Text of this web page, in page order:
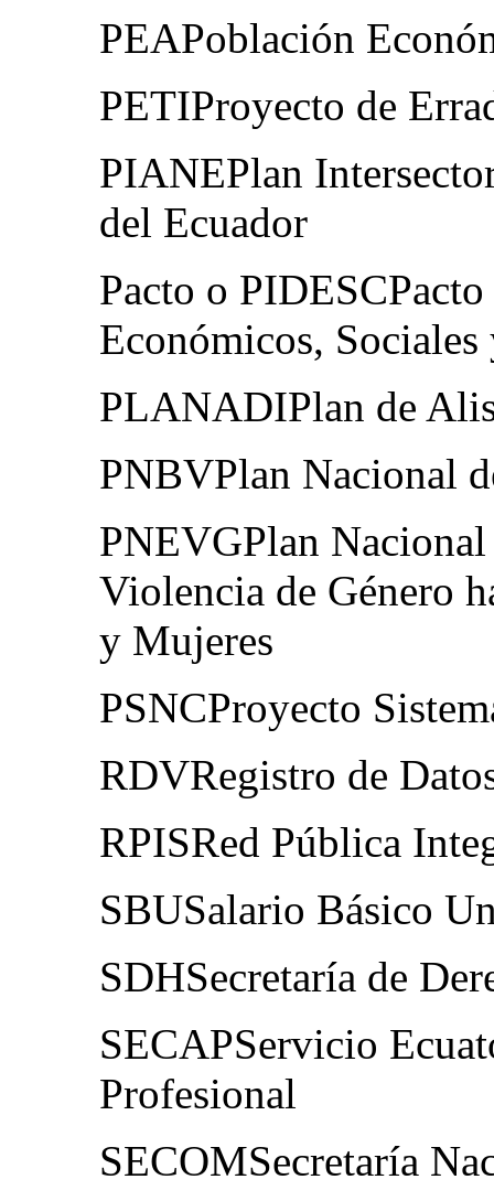
PEAPoblación
PETIProyecto de
PIANEPlan
del Ecuador
Pacto o
Económicos,
PLANADIPlan de
PNBVPlan Nacional
PNEVGPlan
Violencia de Género
y Mujeres
PSNCProyecto
RDVRegistro de
RPISRed Pública
SBUSalario Básico
SDHSecretaría de
SECAPServicio
Profesional
SECOMSecretaría